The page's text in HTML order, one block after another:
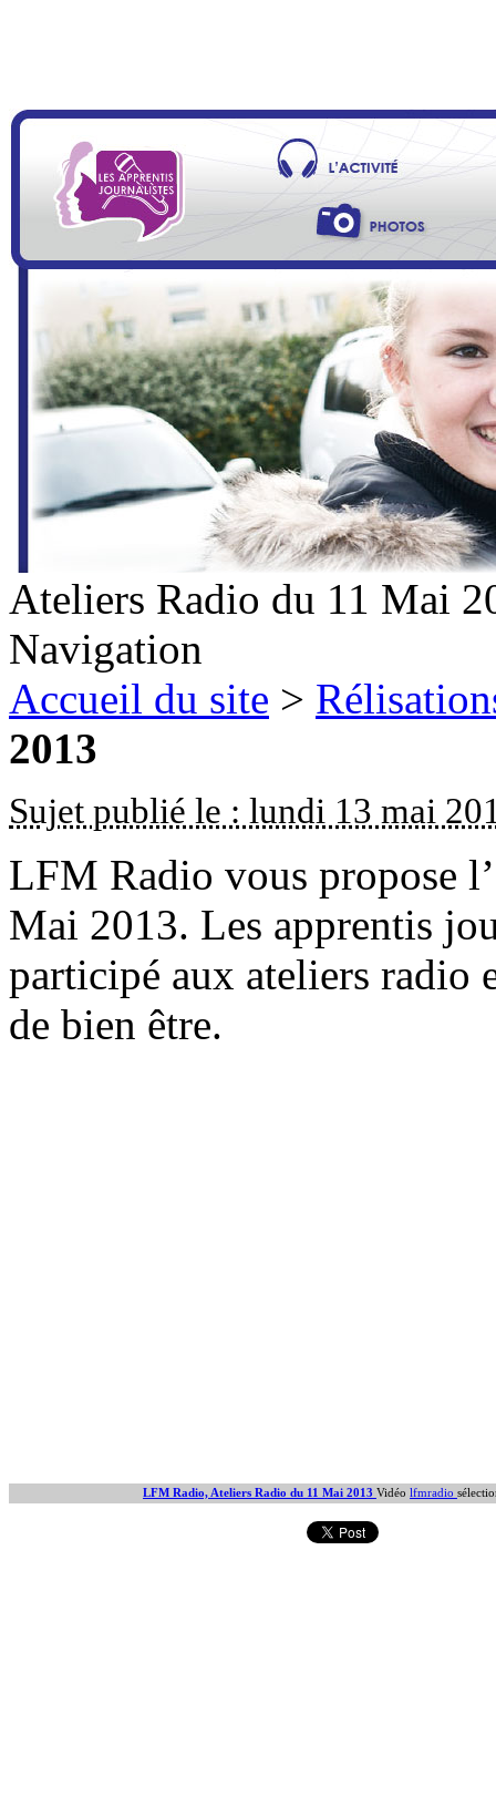
Ateliers Radio du 11 Mai
Navigation
Accueil du site >
2013
Sujet publié le : lundi 13 mai
LFM Radio vous propose
Mai 2013. Les apprentis
participé aux ateliers radio
de bien être.
LFM Radio, Ateliers Radio du 11 Mai 2013 Vidéo lfmradio